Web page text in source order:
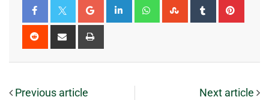
Previous article Next article